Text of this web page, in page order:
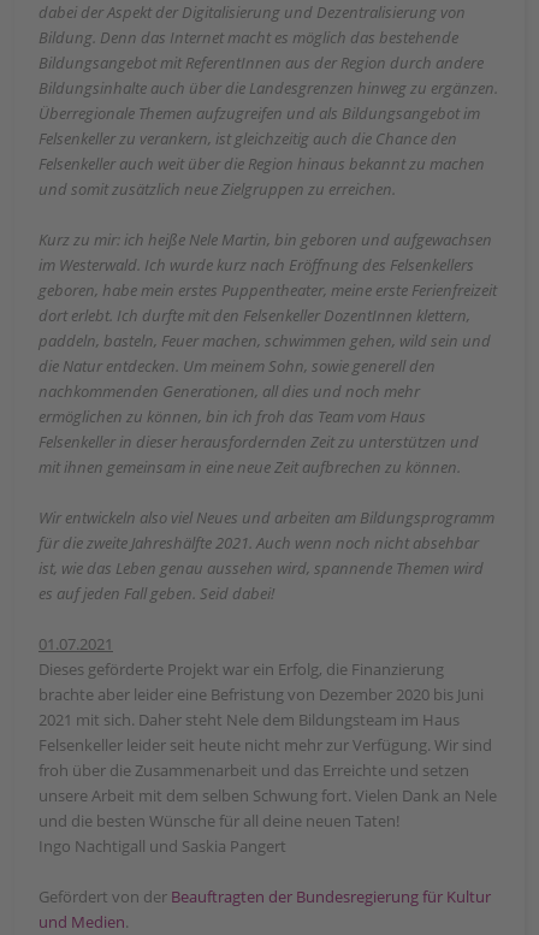
dabei der Aspekt der Digitalisierung und Dezentralisierung von
Bildung. Denn das Internet macht es möglich das bestehende
Bildungsangebot mit ReferentInnen aus der Region durch andere
Bildungsinhalte auch über die Landesgrenzen hinweg zu ergänzen.
Überregionale Themen aufzugreifen und als Bildungsangebot im
Felsenkeller zu verankern, ist gleichzeitig auch die Chance den
Felsenkeller auch weit über die Region hinaus bekannt zu machen
und somit zusätzlich neue Zielgruppen zu erreichen.
Kurz zu mir: ich heiße Nele Martin, bin geboren und aufgewachsen
im Westerwald. Ich wurde kurz nach Eröffnung des Felsenkellers
geboren, habe mein erstes Puppentheater, meine erste Ferienfreizeit
dort erlebt. Ich durfte mit den Felsenkeller DozentInnen klettern,
paddeln, basteln, Feuer machen, schwimmen gehen, wild sein und
die Natur entdecken. Um meinem Sohn, sowie generell den
nachkommenden Generationen, all dies und noch mehr
ermöglichen zu können, bin ich froh das Team vom Haus
Felsenkeller in dieser herausfordernden Zeit zu unterstützen und
mit ihnen gemeinsam in eine neue Zeit aufbrechen zu können.
Wir entwickeln also viel Neues und arbeiten am Bildungsprogramm
für die zweite Jahreshälfte 2021. Auch wenn noch nicht absehbar
ist, wie das Leben genau aussehen wird, spannende Themen wird
es auf jeden Fall geben. Seid dabei!
01.07.2021
Dieses geförderte Projekt war ein Erfolg, die Finanzierung
brachte aber leider eine Befristung von Dezember 2020 bis Juni
2021 mit sich. Daher steht Nele dem Bildungsteam im Haus
Felsenkeller leider seit heute nicht mehr zur Verfügung. Wir sind
froh über die Zusammenarbeit und das Erreichte und setzen
unsere Arbeit mit dem selben Schwung fort. Vielen Dank an Nele
und die besten Wünsche für all deine neuen Taten!
Ingo Nachtigall und Saskia Pangert
Gefördert von der Beauftragten der Bundesregierung für Kultur
und Medien.